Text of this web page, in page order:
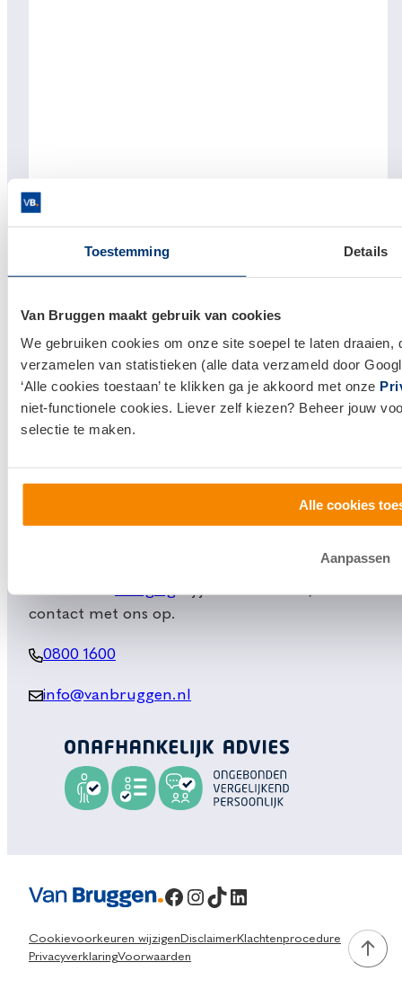
Toestemming Details
Van Bruggen maakt gebruik van cookies
We gebruiken cookies om onze site soepel te laten
verzamelen van statistieken (alle data verzameld door
‘Alle cookies toestaan’ te klikken ga je akkoord met onze
niet-functionele cookies. Liever zelf kiezen? Beheer jouw
selectie te maken.
Alle cookies
Aanpassen
Hypotheek afsluiten
Actuele hypotheekrentes
Financieel Advies
Verzekeringsadvies
contact met ons op.
0800 1600
info@vanbruggen.nl
Facebook
Instagram
TikTok
LinkedIn
Cookievoorkeuren wijzigen DisclaimerKlachtenprocedure
PrivacyverklaringVoorwaarden